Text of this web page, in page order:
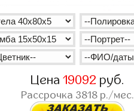
Цена 19092 руб.
Рассрочка 3818р./мес.